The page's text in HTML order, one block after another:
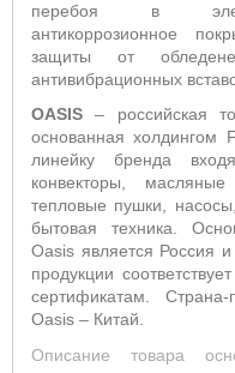
перебоя в
антикоррозионное
защиты от
антивибрационных
OASIS – российская
основанная холдингом
линейку бренда
конвекторы, масляные
тепловые пушки,
бытовая техника.
Oasis является Россия
продукции
сертификатам. Страна-
Oasis – Китай.
Описание товара